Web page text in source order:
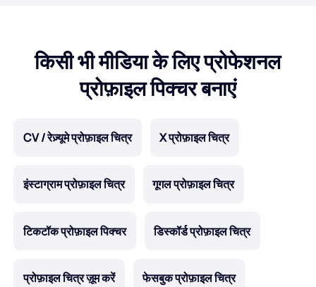
किसी भी मीडिया के लिए प्रोफेशनल
प्रोफ़ाइल पिक्चर बनाएं
CV / रेज़्यूमे प्रोफ़ाइल चित्र X प्रोफ़ाइल चित्र
इंस्टाग्राम प्रोफ़ाइल चित्र गूगल प्रोफ़ाइल चित्र
टिकटॉक प्रोफ़ाइल पिक्चर डिस्कॉर्ड प्रोफ़ाइल चित्र
प्रोफ़ाइल चित्र ज़ूम करें फेसबुक प्रोफ़ाइल चित्र